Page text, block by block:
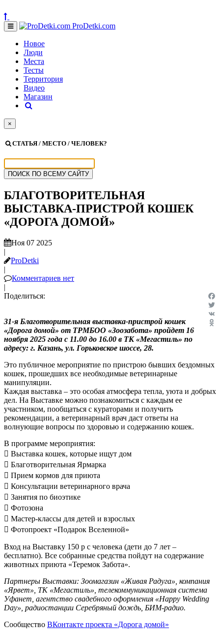
ProDetki.com
Новое
Люди
Места
Тесты
Территория
Видео
Магазин
×
СТАТЬЯ / МЕСТО / ЧЕЛОВЕК?
БЛАГОТВОРИТЕЛЬНАЯ
ВЫСТАВКА-ПРИСТРОЙ КОШЕК
«ДОРОГА ДОМОЙ»
Ноя 07 2025
|
ProDetki
|
Комментариев нет
|
Поделиться:
VK
31-я Благотворительная выставка-пристрой кошек
«Дорога домой» от ТРМБОО «Зоозабота» пройдет 16
ноября 2025 года с 11.00 до 16.00 в ТК «Мегастиль» по
адресу: г. Казань, ул. Горьковское шоссе, 28.
Это публичное мероприятие по пристрою бывших бездомных
кошек, прошедших все необходимые ветеринарные
манипуляции.
Каждая выставка – это особая атмосфера тепла, уюта и добрых
дел. На Выставке можно познакомиться с каждым ее
участником, пообщаться с кураторами и получить
рекомендации, а ветеринарный врач даст ответы на
волнующие вопросы по здоровью и содержанию кошек.
В программе мероприятия:
 Выставка кошек, которые ищут дом
 Благотворительная Ярмарка
 Прием кормов для приюта
 Консультации ветеринарного врача
 Занятия по биоэтике
 Фотозона
 Мастер-классы для детей и взрослых
 Фотопроект «Подарок Вселенной»
Вход на Выставку 150 р с человека (дети до 7 лет –
бесплатно). Все собранные средства пойдут на содержание
животных приюта «Теремок Забота».
Партнеры Выставки: Зоомагазин «Живая Радуга», компания
«Ярвет», ТК «Мегастиль», телекоммуникационная система
Уфанет, агентство свадебного оформления «Happy Wedding
Day», радиостанции Серебряный дождь, БИМ-радио.
Сообщество ВКонтакте проекта «Дорога домой»